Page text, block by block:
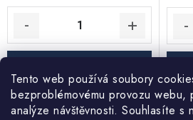
Tento web používá soubory
bezproblémovému provozu webu,
analýze návštěvnosti. Souhlasíte s
Lisovací měď koleno 90° FF